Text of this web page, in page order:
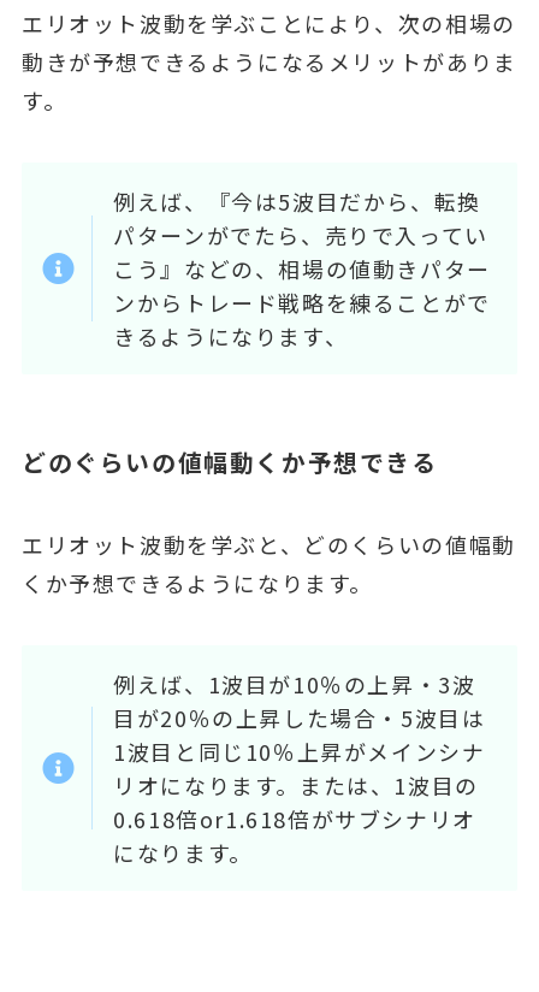
エリオット波動を学ぶことにより、次の相場の
動きが予想できるようになるメリットがありま
す。
例えば、『今は5波目だから、転換
パターンがでたら、売りで入ってい
こう』などの、相場の値動きパター
ンからトレード戦略を練ることがで
きるようになります、
どのぐらいの値幅動くか予想できる
エリオット波動を学ぶと、どのくらいの値幅動
くか予想できるようになります。
例えば、1波目が10％の上昇・3波
目が20％の上昇した場合・5波目は
1波目と同じ10％上昇がメインシナ
リオになります。または、1波目の
0.618倍or1.618倍がサブシナリオ
になります。